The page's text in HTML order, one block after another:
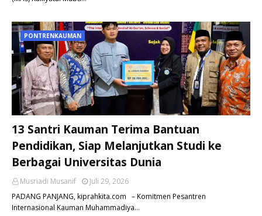
PONTRENKAUMAN
13 Santri Kauman Terima Bantuan
Pendidikan, Siap Melanjutkan Studi ke
Berbagai Universitas Dunia
Musriadi Musanif
Juli 29, 2026
PADANG PANJANG, kiprahkita.com – Komitmen Pesantren
Internasional Kauman Muhammadiya…